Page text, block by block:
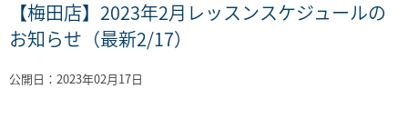
【梅田店】2023年2月レッスンスケジュールの
お知らせ（最新2/17）
公開日：2023年02月17日